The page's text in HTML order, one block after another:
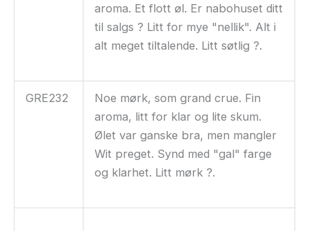
aroma. Et flott øl. Er nabohuset ditt
til salgs ? Litt for mye "nellik". Alt i
alt meget tiltalende. Litt søtlig ?.
GRE232
Noe mørk, som grand crue. Fin
aroma, litt for klar og lite skum.
Ølet var ganske bra, men mangler
Wit preget. Synd med "gal" farge
og klarhet. Litt mørk ?.